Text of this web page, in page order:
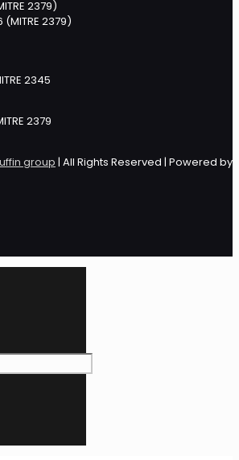
2379)
(MITRE 2379)
2345
2379
group | All Rights Reserved | Powered by